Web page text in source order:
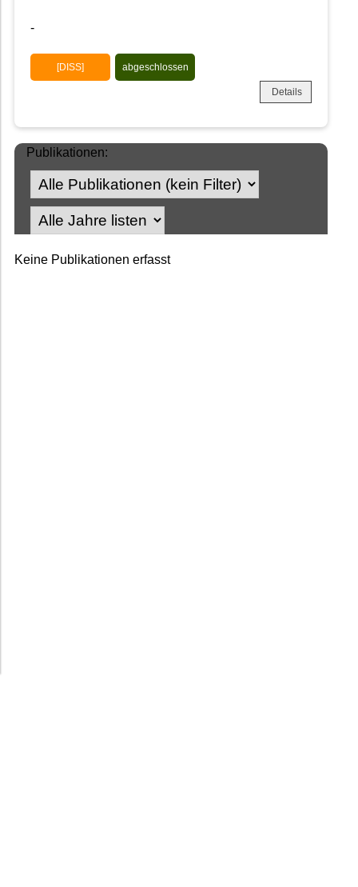
-
[DISS] abgeschlossen
Details
Publikationen:
Keine Publikationen erfasst